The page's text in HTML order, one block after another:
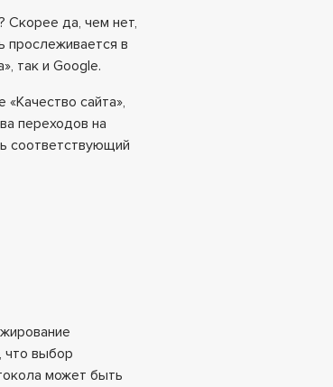
Скорее да, чем нет,
прослеживается в
так и Google.
«Качество сайта»,
переходов на
соответствующий
что выбор
может быть